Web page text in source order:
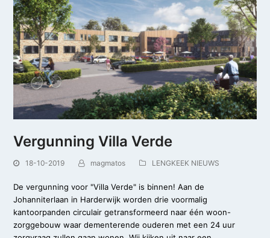
Vergunning Villa Verde
18-10-2019 magmatos LENGKEEK NIEUWS
De vergunning voor "Villa Verde" is binnen! Aan de
Johanniterlaan in Harderwijk worden drie voormalig
kantoorpanden circulair getransformeerd naar één woon-
zorggebouw waar dementerende ouderen met een 24 uur